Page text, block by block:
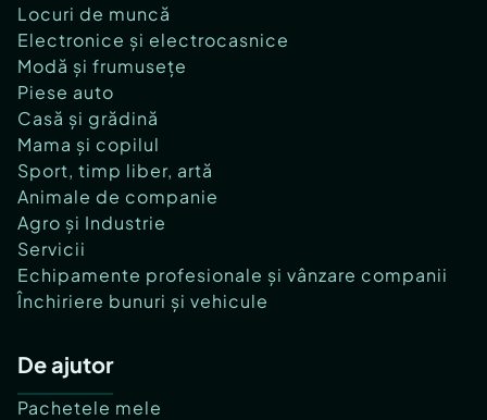
Locuri de muncă
Electronice și electrocasnice
Modă și frumusețe
Piese auto
Casă și grădină
Mama și copilul
Sport, timp liber, artă
Animale de companie
Agro și Industrie
Servicii
Echipamente profesionale și vânzare companii
Închiriere bunuri și vehicule
De ajutor
Pachetele mele